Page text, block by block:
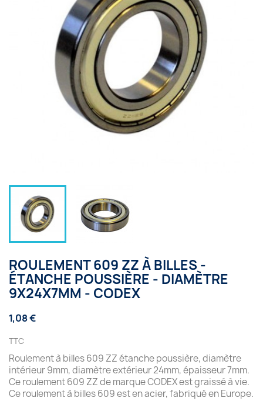
ROULEMENT 609 ZZ À BILLES -
ÉTANCHE POUSSIÈRE - DIAMÈTRE
9X24X7MM - CODEX
1,08 €
TTC
Roulement à billes 609 ZZ étanche poussière, diamètre
intérieur 9mm, diamètre extérieur 24mm, épaisseur 7mm.
Ce roulement 609 ZZ de marque CODEX est graissé à vie.
Ce roulement à billes 609 est en acier, fabriqué en Europe.